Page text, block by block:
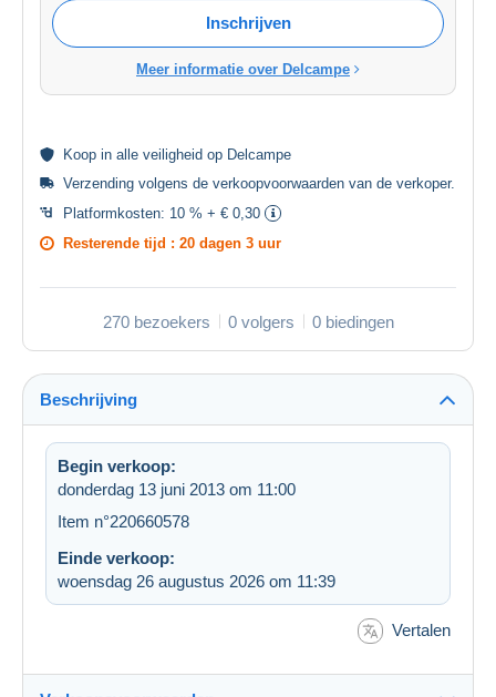
Inschrijven
Meer informatie over Delcampe
Koop in alle veiligheid op Delcampe
Verzending volgens de verkoopvoorwaarden van de verkoper.
Platformkosten: 10 % + € 0,30
Resterende tijd : 20 dagen 3 uur
270 bezoekers 0 volgers 0 biedingen
Beschrijving
Begin verkoop:
donderdag 13 juni 2013 om 11:00
Item n°220660578
Einde verkoop:
woensdag 26 augustus 2026 om 11:39
Vertalen